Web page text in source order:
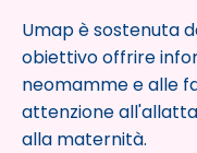
Umap è sostenuta
obiettivo offrire
neomamme e alle
attenzione
alla maternità.